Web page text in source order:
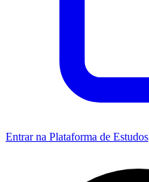
Entrar na Plataforma de Estudos